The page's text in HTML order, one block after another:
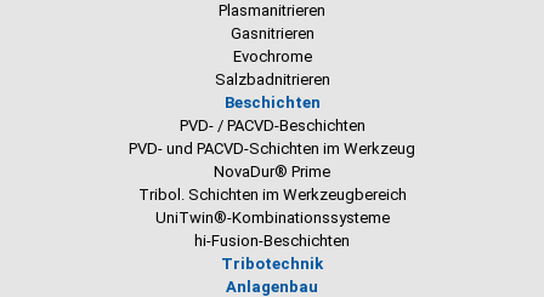
Plasmanitrieren
Gasnitrieren
Evochrome
Salzbadnitrieren
Beschichten
PVD- / PACVD-Beschichten
PVD- und PACVD-Schichten im Werkzeug
NovaDur® Prime
Tribol. Schichten im Werkzeugbereich
UniTwin®-Kombinationssysteme
hi-Fusion-Beschichten
Tribotechnik
Anlagenbau